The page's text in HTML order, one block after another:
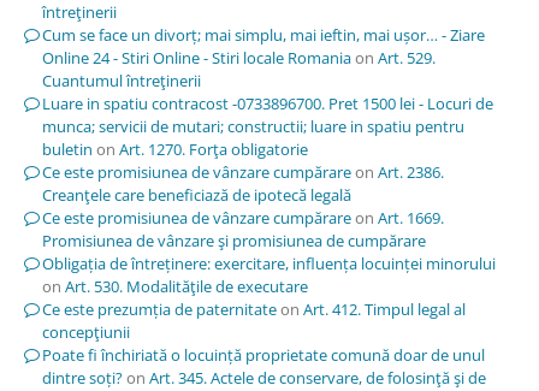
întreţinerii
Cum se face un divorț; mai simplu, mai ieftin, mai ușor… - Ziare
Online 24 - Stiri Online - Stiri locale Romaniaon Art. 529.
Cuantumul întreţinerii
Luare in spatiu contracost -0733896700. Pret 1500 lei - Locuri de
munca; servicii de mutari; constructii; luare in spatiu pentru
buletin on Art. 1270. Forţa obligatorie
Ce este promisiunea de vânzare cumpărareon Art. 2386.
Creanţele care beneficiază de ipotecă legală
Ce este promisiunea de vânzare cumpărareon Art. 1669.
Promisiunea de vânzare şi promisiunea de cumpărare
Obligația de întreținere: exercitare, influența locuinței minorului
on Art. 530. Modalităţile de executare
Ce este prezumția de paternitateon Art. 412. Timpul legal al
concepţiunii
Poate fi închiriată o locuință proprietate comună doar de unul
dintre soți?on Art. 345. Actele de conservare, de folosinţă şi de